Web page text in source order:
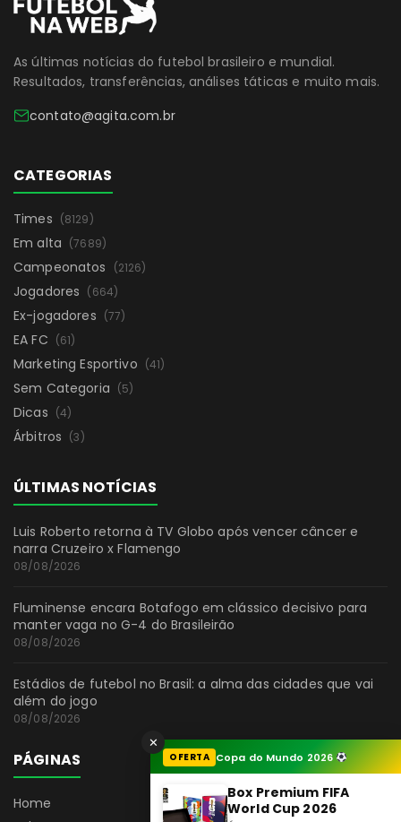
✕
OFERTA Copa do Mundo 2026
Box Premium FIFA
World Cup 2026
As últimas notícias do futebol brasileiro e mundial.
Resultados, transferências, análises táticas e muito mais.
contato@agita.com.br
CATEGORIAS
Times (8129)
Em alta (7689)
Campeonatos (2126)
Jogadores (664)
Ex-jogadores (77)
EA FC (61)
Marketing Esportivo (41)
Sem Categoria (5)
Dicas (4)
Árbitros (3)
ÚLTIMAS NOTÍCIAS
Luis Roberto retorna à TV Globo após vencer câncer e
narra Cruzeiro x Flamengo
08/08/2026
Fluminense encara Botafogo em clássico decisivo para
manter vaga no G-4 do Brasileirão
08/08/2026
Estádios de futebol no Brasil: a alma das cidades que vai
além do jogo
08/08/2026
PÁGINAS
Home